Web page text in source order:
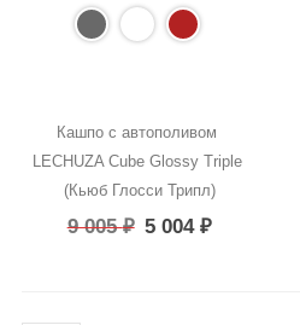
Кашпо с автополивом
LECHUZA Cube Glossy Triple
(Кьюб Глосси Трипл)
9 005₽ 5 004₽